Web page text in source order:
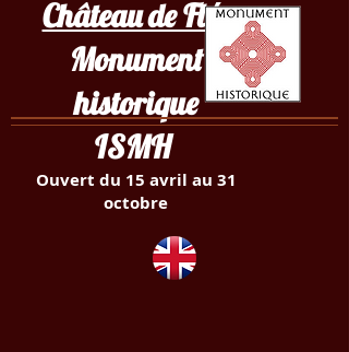
Château de Flée
Monument
historique
ISMH
Ouvert du 15 avril au 31
octobre